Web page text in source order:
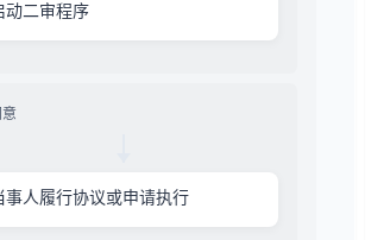
动二审程序
意
事人履行协议或申请执行